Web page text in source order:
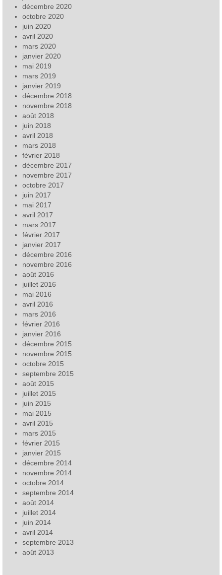
décembre 2020
octobre 2020
juin 2020
avril 2020
mars 2020
janvier 2020
mai 2019
mars 2019
janvier 2019
décembre 2018
novembre 2018
août 2018
juin 2018
avril 2018
mars 2018
février 2018
décembre 2017
novembre 2017
octobre 2017
juin 2017
mai 2017
avril 2017
mars 2017
février 2017
janvier 2017
décembre 2016
novembre 2016
août 2016
juillet 2016
mai 2016
avril 2016
mars 2016
février 2016
janvier 2016
décembre 2015
novembre 2015
octobre 2015
septembre 2015
août 2015
juillet 2015
juin 2015
mai 2015
avril 2015
mars 2015
février 2015
janvier 2015
décembre 2014
novembre 2014
octobre 2014
septembre 2014
août 2014
juillet 2014
juin 2014
avril 2014
septembre 2013
août 2013